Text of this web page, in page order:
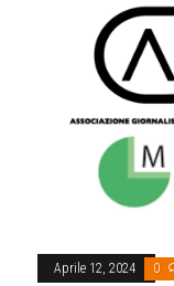
Aprile 12, 2024 0